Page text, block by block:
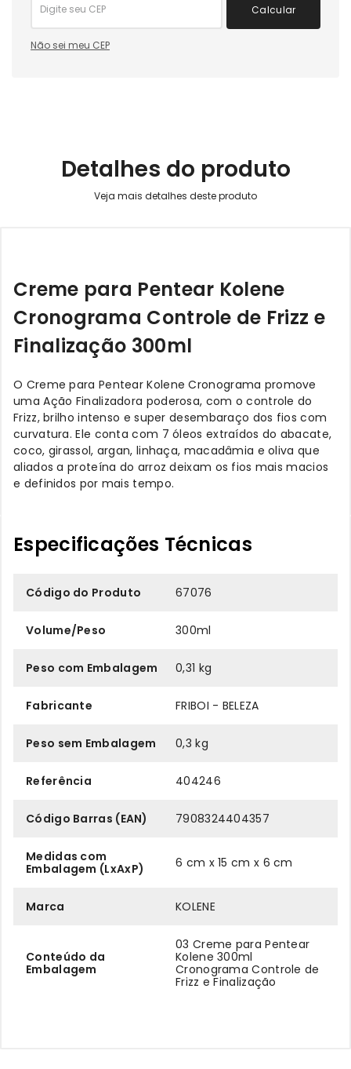
Calcular
Não sei meu CEP
Detalhes do produto
Creme para Pentear Kolene
Cronograma Controle de Frizz e
Finalização 300ml
O Creme para Pentear Kolene Cronograma promove
uma Ação Finalizadora poderosa, com o controle do
Frizz, brilho intenso e super desembaraço dos fios com
curvatura. Ele conta com 7 óleos extraídos do abacate,
coco, girassol, argan, linhaça, macadâmia e oliva que
aliados a proteína do arroz deixam os fios mais macios
e definidos por mais tempo.
Especificações Técnicas
Código do Produto 67076
Volume/Peso 300ml
Peso com Embalagem 0,31 kg
Fabricante FRIBOI - BELEZA
Peso sem Embalagem 0,3 kg
Referência 404246
Código Barras (EAN) 7908324404357
Medidas com
Embalagem (LxAxP)
6 cm x 15 cm x 6 cm
Marca KOLENE
Conteúdo da
Embalagem
03 Creme para Pentear
Kolene 300ml
Cronograma Controle de
Frizz e Finalização